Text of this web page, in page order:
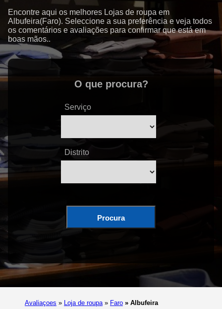
Encontre aqui os melhores Lojas de roupa em
Albufeira(Faro). Seleccione a sua preferência e veja todos
os comentários e avaliações para confirmar que está em
boas mãos..
O que procura?
Serviço
Distrito
Procura
Avaliaçoes » Loja de roupa » Faro » Albufeira